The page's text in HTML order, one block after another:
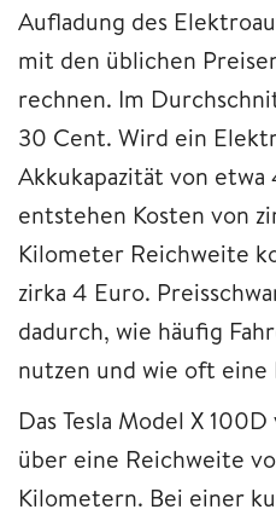
Aufladung des
mit den üblichen
rechnen. Im
30 Cent. Wird ein
Akkukapazität von etwa
entstehen Kosten von
Kilometer Reichweite
zirka 4 Euro.
dadurch, wie häufig
nutzen und wie oft eine
Das Tesla Model X
über eine Reichweite
Kilometern. Bei einer